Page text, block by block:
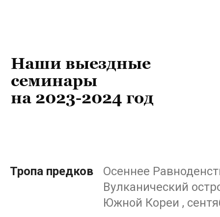
Тропа предков
Осеннее
Вулканический
Южной Кореи ,